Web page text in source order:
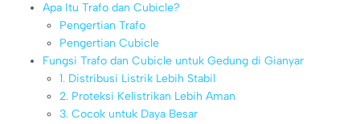
Apa Itu Trafo dan Cubicle?
Pengertian Trafo
Pengertian Cubicle
Fungsi Trafo dan Cubicle untuk Gedung di Gianyar
1. Distribusi Listrik Lebih Stabil
2. Proteksi Kelistrikan Lebih Aman
3. Cocok untuk Daya Besar